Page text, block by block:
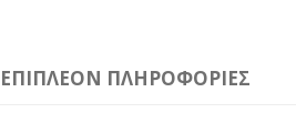
ΕΠΙΠΛΈΟΝ ΠΛΗΡΟΦΟΡΊΕΣ